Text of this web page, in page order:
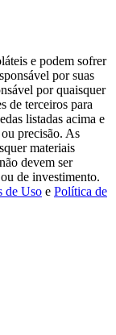
e podem sofrer
por suas
por quaisquer
de terceiros para
listadas acima e
precisão. As
materiais
devem ser
de investimento.
de Uso e Política de